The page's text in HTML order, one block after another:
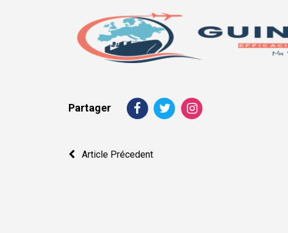
Partager
Navigation
Article Précedent